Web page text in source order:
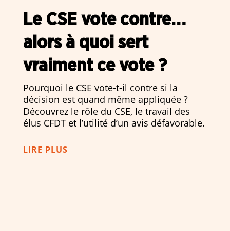
Le CSE vote contre…
alors à quoi sert
vraiment ce vote ?
Pourquoi le CSE vote-t-il contre si la
décision est quand même appliquée ?
Découvrez le rôle du CSE, le travail des
élus CFDT et l’utilité d’un avis défavorable.
LIRE PLUS